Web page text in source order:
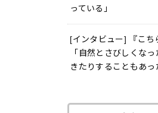
っている」
[インタビュー] 『こち
「自然とさびしくな
きたりすることもあっ